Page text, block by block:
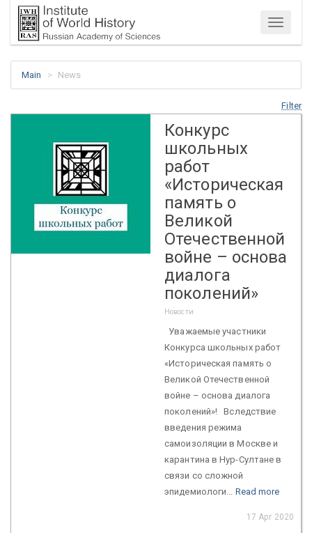
Menu
Main News
Filter
Конкурс
школьных
работ
«Историческая
память о
Великой
Отечественной
войне – основа
диалога
поколений»
Новости
Уважаемые участники
Конкурса школьных работ
«Историческая память о
Великой Отечественной
войне – основа диалога
поколений»! Вследствие
введения режима
самоизоляции в Москве и
карантина в Нур-Султане в
связи со сложной
эпидемиологи... Read more
17 Apr 2020